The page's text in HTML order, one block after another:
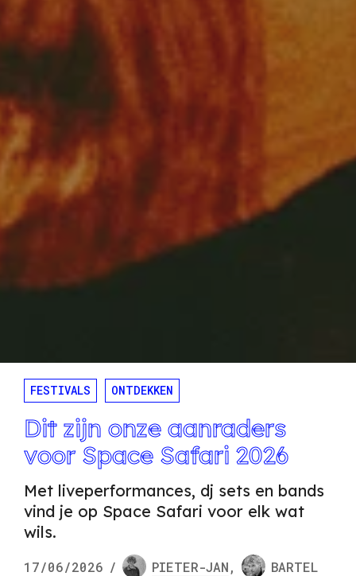
FESTIVALS ONTDEKKEN
Dit zijn onze aanraders
voor Space Safari 2026
Met liveperformances, dj sets en bands
vind je op Space Safari voor elk wat
wils.
17/06/2026 / PIETER-JAN, BARTEL